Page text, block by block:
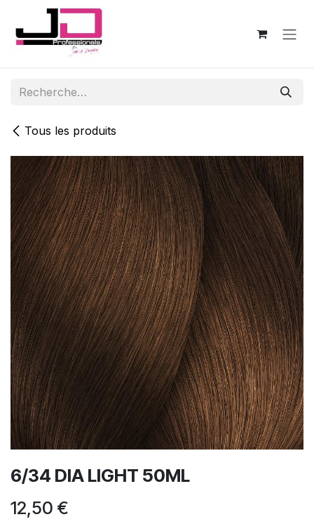
Se rendre au contenu
Tous les produits
6/34 DIA LIGHT 50ML
12,50 €